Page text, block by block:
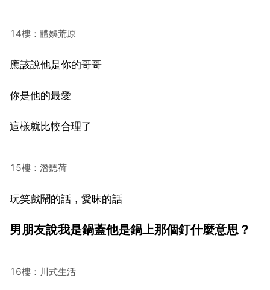
14樓：體娛荒原
應該說他是你的哥哥
你是他的最愛
這樣就比較合理了
15樓：潛聽荷
玩笑戲鬧的話，愛昧的話
男朋友說我是鍋蓋他是鍋上那個釘什麼意思？
16樓：川式生活